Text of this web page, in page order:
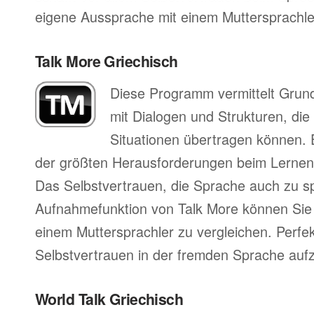
eigene Aussprache mit einem
Talk More Griechisch
Diese Programm vermittelt
mit Dialogen und Strukturen,
Situationen übertragen können.
der größten Herausforderungen beim
Das Selbstvertrauen, die Sprache auch zu
Aufnahmefunktion von Talk More können
einem Muttersprachler zu vergleichen.
Selbstvertrauen in der fremden Sprache
World Talk Griechisch